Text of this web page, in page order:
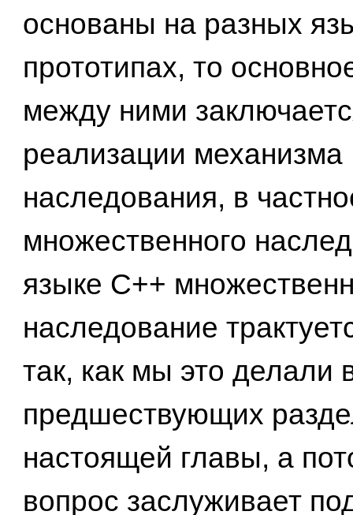
основаны на разных
прототипах, то
между ними
реализации механизма
наследования, в
множественного
языке C++
наследование
так, как мы это делали
предшествующих
настоящей главы, а
вопрос заслуживает